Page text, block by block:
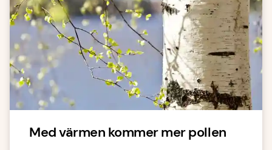
Med värmen kommer mer pollen